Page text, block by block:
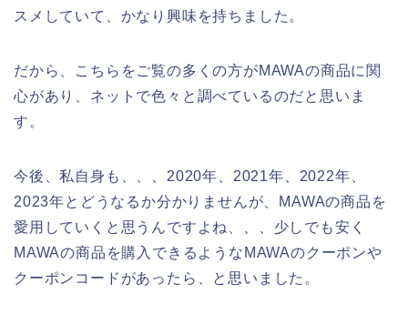
スメしていて、かなり興味を持ちました。
だから、こちらをご覧の多くの方がMAWAの商品に関
心があり、ネットで色々と調べているのだと思いま
す。
今後、私自身も、、、2020年、2021年、2022年、
2023年とどうなるか分かりませんが、MAWAの商品を
愛用していくと思うんですよね、、、少しでも安く
MAWAの商品を購入できるようなMAWAのクーポンや
クーポンコードがあったら、と思いました。